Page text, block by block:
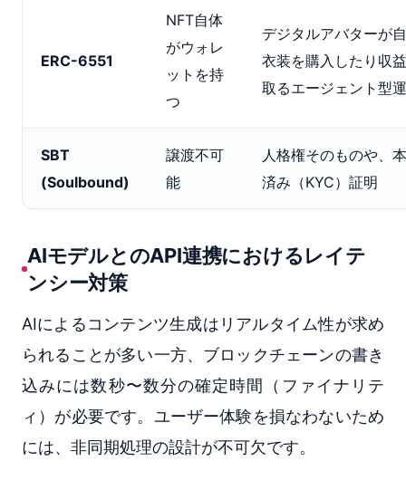
ERC-6551
NFT自体
がウォレ
ットを持
つ
デジタルアバターが
衣装を購入したり収
取るエージェント型
SBT
(Soulbound)
譲渡不可
能
人格権そのものや、
済み（KYC）証明
AIモデルとのAPI連携におけるレイテ
ンシー対策
AIによるコンテンツ生成はリアルタイム性が求め
られることが多い一方、ブロックチェーンの書き
込みには数秒〜数分の確定時間（ファイナリテ
ィ）が必要です。ユーザー体験を損なわないため
には、非同期処理の設計が不可欠です。